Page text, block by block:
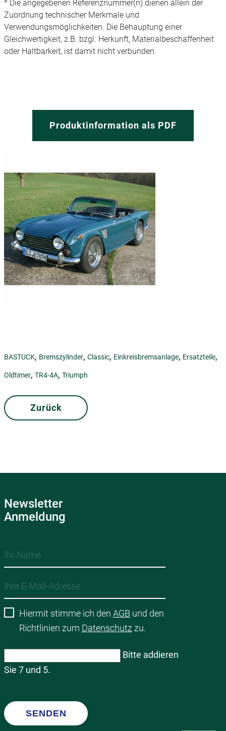
* Die angegebenen Referenznummer(n) dienen allein der
Zuordnung technischer Merkmale und
Verwendungsmöglichkeiten. Die Behauptung einer
Gleichwertigkeit, z.B. bzgl. Herkunft, Materialbeschaffenheit
oder Haltbarkeit, ist damit nicht verbunden.
Produktinformation als PDF
BASTUCK, Bremszylinder, Classic, Einkreisbremsanlage, Ersatzteile,
Oldtimer, TR4-4A, Triumph
Zurück
Newsletter
Anmeldung
Hiermit stimme ich den AGB und den
Richtlinien zum Datenschutz zu.
Bitte addieren
Sie 7 und 5.
SENDEN